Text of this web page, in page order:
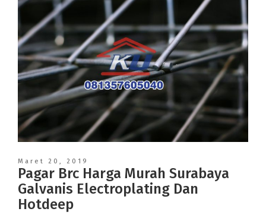
Maret 20, 2019
Pagar Brc Harga Murah Surabaya
Galvanis Electroplating Dan
Hotdeep